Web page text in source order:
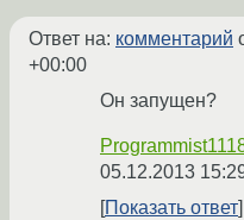
Ответ на: комментарий
+00:00
Он запущен?
05.12.2013
Показать ответ